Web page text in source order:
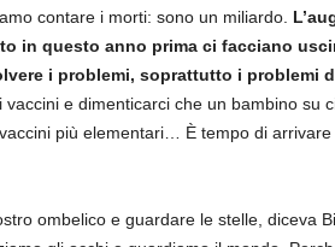
contare i morti: sono un miliardo.
in questo anno prima ci facciano
i problemi, soprattutto i problemi
vaccini e dimenticarci che un bambino su
più elementari… È tempo di
ombelico e guardare le stelle, diceva